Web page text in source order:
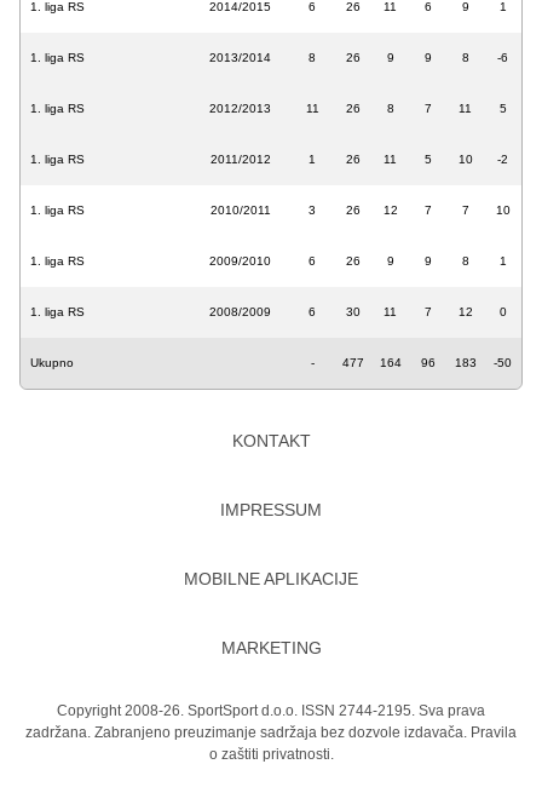
1. liga RS 2014/2015 6 26 11 6 9 1
1. liga RS 2013/2014 8 26 9 9 8 -6
1. liga RS 2012/2013 11 26 8 7 11 5
1. liga RS 2011/2012 1 26 11 5 10 -2
1. liga RS 2010/2011 3 26 12 7 7 10
1. liga RS 2009/2010 6 26 9 9 8 1
1. liga RS 2008/2009 6 30 11 7 12 0
Ukupno - 477 164 96 183 -50
KONTAKT
IMPRESSUM
MOBILNE APLIKACIJE
MARKETING
Copyright 2008-26. SportSport d.o.o. ISSN 2744-2195. Sva prava
zadržana. Zabranjeno preuzimanje sadržaja bez dozvole izdavača. Pravila
o zaštiti privatnosti.